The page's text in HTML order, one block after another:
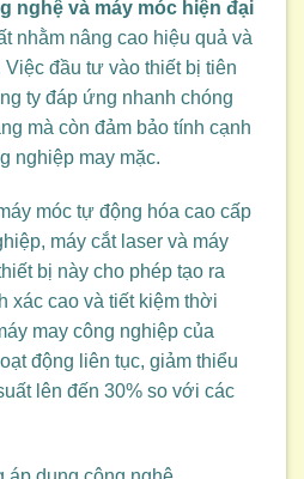
nghệ và máy móc hiện đại
nhằm nâng cao hiệu quả và
đầu tư vào thiết bị tiên
ty đáp ứng nhanh chóng
mà còn đảm bảo tính cạnh
nghiệp may mặc.
móc tự động hóa cao cấp
máy cắt laser và máy
bị này cho phép tạo ra
xác cao và tiết kiệm thời
may công nghiệp của
động liên tục, giảm thiểu
lên đến 30% so với các